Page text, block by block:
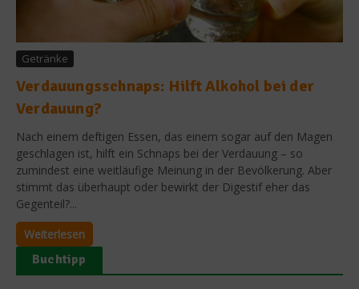
Getränke
Verdauungsschnaps: Hilft Alkohol bei der
Verdauung?
Nach einem deftigen Essen, das einem sogar auf den Magen
geschlagen ist, hilft ein Schnaps bei der Verdauung – so
zumindest eine weitläufige Meinung in der Bevölkerung. Aber
stimmt das überhaupt oder bewirkt der Digestif eher das
Gegenteil?...
Weiterlesen
Buchtipp